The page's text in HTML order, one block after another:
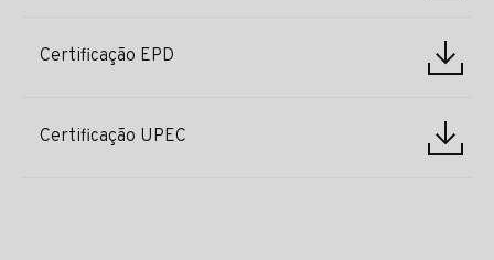
Certificação EPD
Certificação UPEC